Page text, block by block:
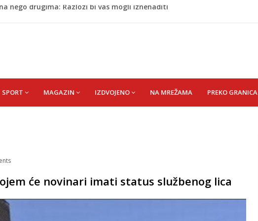
su odabrali drugu reprezentaciju onda bi "birali", a ne
obilježena 31. godišnjica deblokade Unsko-sanskog
nego drugima: Razlozi bi vas mogli iznenaditi
SPORT MAGAZIN IZDVOJENO NA MREŽAMA PREKO GRANICA
će novinari imati status službenog lica